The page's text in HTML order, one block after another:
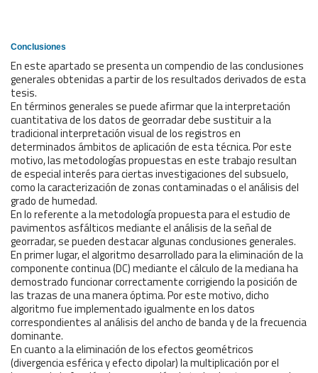
Conclusiones
En este apartado se presenta un compendio de las conclusiones
generales obtenidas a partir de los resultados derivados de esta
tesis.
En términos generales se puede afirmar que la interpretación
cuantitativa de los datos de georradar debe sustituir a la
tradicional interpretación visual de los registros en
determinados ámbitos de aplicación de esta técnica. Por este
motivo, las metodologías propuestas en este trabajo resultan
de especial interés para ciertas investigaciones del subsuelo,
como la caracterización de zonas contaminadas o el análisis del
grado de humedad.
En lo referente a la metodología propuesta para el estudio de
pavimentos asfálticos mediante el análisis de la señal de
georradar, se pueden destacar algunas conclusiones generales.
En primer lugar, el algoritmo desarrollado para la eliminación de la
componente continua (DC) mediante el cálculo de la mediana ha
demostrado funcionar correctamente corrigiendo la posición de
las trazas de una manera óptima. Por este motivo, dicho
algoritmo fue implementado igualmente en los datos
correspondientes al análisis del ancho de banda y de la frecuencia
dominante.
En cuanto a la eliminación de los efectos geométricos
(divergencia esférica y efecto dipolar) la multiplicación por el